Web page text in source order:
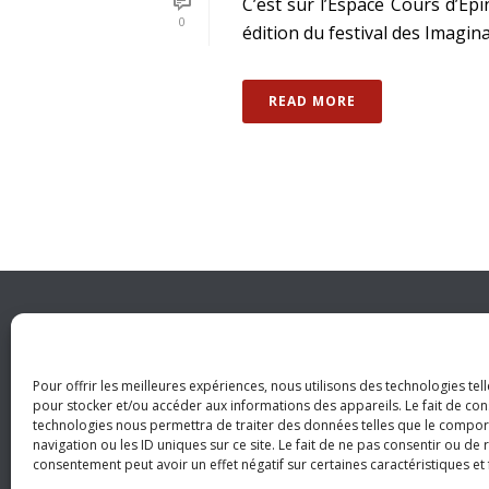
Pour offrir les meilleures expériences, nous utilisons des technologies
pour stocker et/ou accéder aux informations des appareils. Le fait de
technologies nous permettra de traiter des données telles que le
navigation ou les ID uniques sur ce site. Le fait de ne pas consentir ou de
consentement peut avoir un effet négatif sur certaines caractéristiques
0
édition du festival des
READ MORE